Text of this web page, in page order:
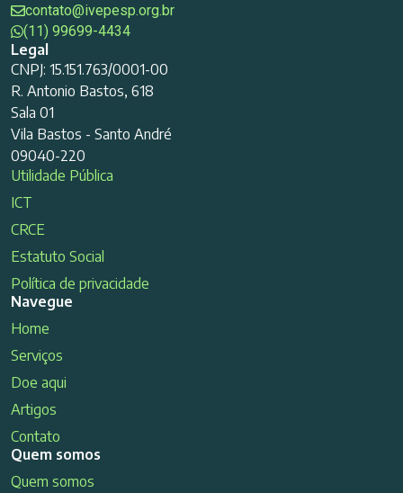
contato@ivepesp.org.br
(11) 99699-4434
Legal
CNPJ: 15.151.763/0001-00
R. Antonio Bastos, 618
Sala 01
Vila Bastos - Santo André
09040-220
Utilidade Pública
ICT
CRCE
Estatuto Social
Política de privacidade
Navegue
Home
Serviços
Doe aqui
Artigos
Contato
Quem somos
Quem somos